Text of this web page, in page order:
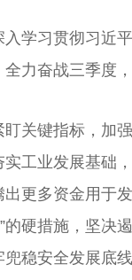
习贯彻习近平
力奋战三季度
键指标，加强
工业发展基础
更多资金用于
的硬措施，坚决
稳安全发展底